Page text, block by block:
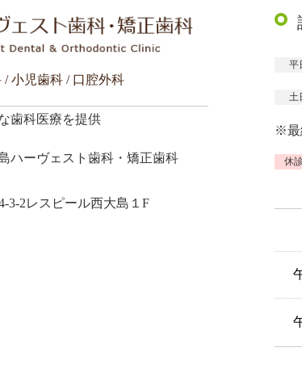
/ 小児歯科 / 口腔外科
歯科医療を提供
ハーヴェスト 歯科・矯正歯科
3-2レスピール西大島１F
平
土
※最
休